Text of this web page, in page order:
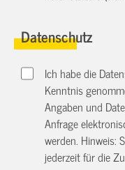
Datenschutz
Ich habe die
Kenntnis
Angaben und
Anfrage
werden. Hinweis:
jederzeit für die